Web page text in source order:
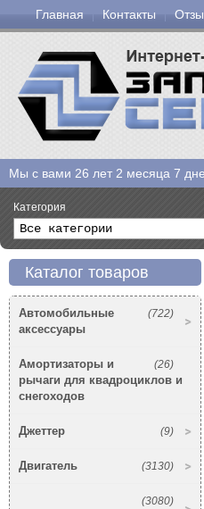
Главная Контакты
Мы с вами 26 лет 2 месяца 7
Категория
Каталог товаров
(722)
Автомобильные
аксессуары
(26)
Амортизаторы и
рычаги для квадроциклов и
снегоходов
(9)
Джеттер
(3130)
Двигатель
(3080)